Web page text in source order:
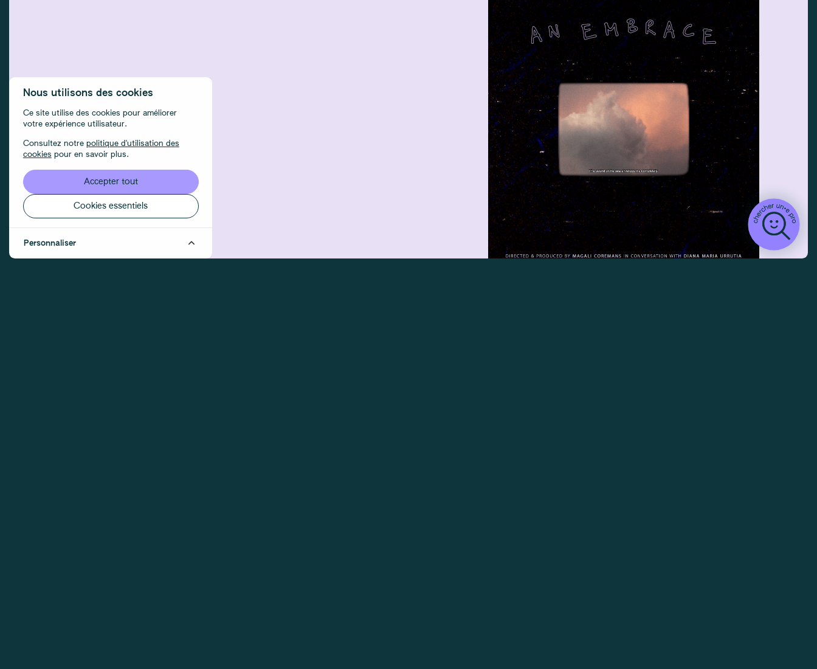
Nous utilisons des cookies
Ce site utilise des cookies pour améliorer
votre expérience utilisateur.
Consultez notre politique d'utilisation des
cookies pour en savoir plus.
Cookies essentiels
Accepter tout
Personnaliser